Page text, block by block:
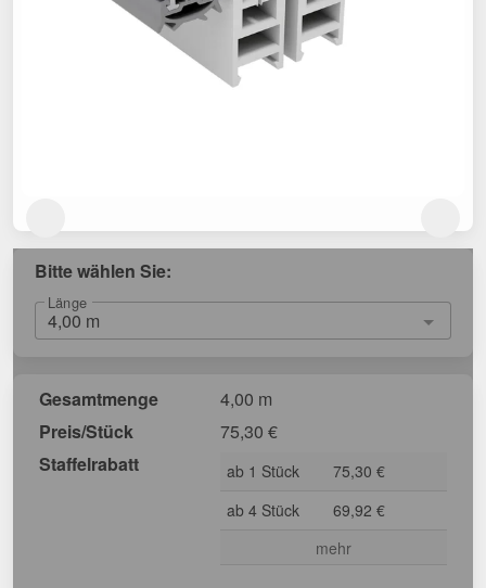
Bitte wählen Sie:
Länge
Gesamtmenge
4,00 m
Preis/Stück
75,30 €
Staffelrabatt
ab 1 Stück
75,30 €
ab 4 Stück
69,92 €
mehr